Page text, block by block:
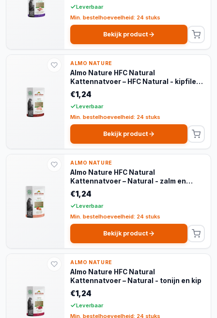
Leverbaar
Min. bestelhoeveelheid: 24 stuks
Bekijk product
ALMO NATURE
Almo Nature HFC Natural
Kattennatvoer – HFC Natural - kipfilet
met ham
€1,24
Leverbaar
Min. bestelhoeveelheid: 24 stuks
Bekijk product
ALMO NATURE
Almo Nature HFC Natural
Kattennatvoer – Natural - zalm en
pompoen
€1,24
Leverbaar
Min. bestelhoeveelheid: 24 stuks
Bekijk product
ALMO NATURE
Almo Nature HFC Natural
Kattennatvoer – Natural - tonijn en kip
€1,24
Leverbaar
Min. bestelhoeveelheid: 24 stuks